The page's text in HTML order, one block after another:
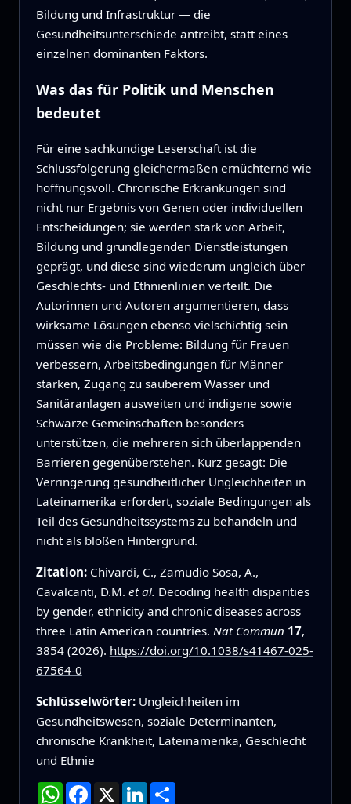
Bildung und Infrastruktur — die
Gesundheitsunterschiede antreibt, statt eines
einzelnen dominanten Faktors.
Was das für Politik und Menschen
bedeutet
Für eine sachkundige Leserschaft ist die
Schlussfolgerung gleichermaßen ernüchternd wie
hoffnungsvoll. Chronische Erkrankungen sind
nicht nur Ergebnis von Genen oder individuellen
Entscheidungen; sie werden stark von Arbeit,
Bildung und grundlegenden Dienstleistungen
geprägt, und diese sind wiederum ungleich über
Geschlechts- und Ethnienlinien verteilt. Die
Autorinnen und Autoren argumentieren, dass
wirksame Lösungen ebenso vielschichtig sein
müssen wie die Probleme: Bildung für Frauen
verbessern, Arbeitsbedingungen für Männer
stärken, Zugang zu sauberem Wasser und
Sanitäranlagen ausweiten und indigene sowie
Schwarze Gemeinschaften besonders
unterstützen, die mehreren sich überlappenden
Barrieren gegenüberstehen. Kurz gesagt: Die
Verringerung gesundheitlicher Ungleichheiten in
Lateinamerika erfordert, soziale Bedingungen als
Teil des Gesundheitssystems zu behandeln und
nicht als bloßen Hintergrund.
Zitation: Chivardi, C., Zamudio Sosa, A.,
Cavalcanti, D.M. et al. Decoding health disparities
by gender, ethnicity and chronic diseases across
three Latin American countries. Nat Commun 17,
3854 (2026). https://doi.org/10.1038/s41467-025-
67564-0
Schlüsselwörter: Ungleichheiten im
Gesundheitswesen, soziale Determinanten,
chronische Krankheit, Lateinamerika, Geschlecht
und Ethnie
WhatsApp
Facebook
X LinkedInTeilen